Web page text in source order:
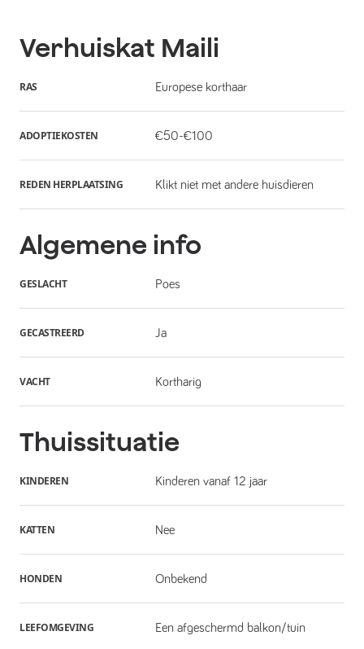
Verhuiskat Maili
RAS Europese korthaar
ADOPTIEKOSTEN €50-€100
REDEN HERPLAATSING Klikt niet met andere huisdieren
Algemene info
GESLACHT Poes
GECASTREERD Ja
VACHT Kortharig
Thuissituatie
KINDEREN Kinderen vanaf 12 jaar
KATTEN Nee
HONDEN Onbekend
LEEFOMGEVING Een afgeschermd balkon/tuin